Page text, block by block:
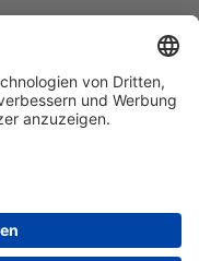
Wedding steht
ist 24 Stunden am
vereinbaren die